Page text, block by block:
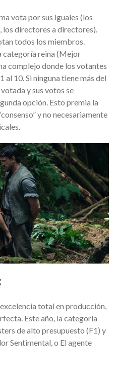
vota por sus iguales (los
los directores a directores).
todos los miembros.
categoría reina (Mejor
complejo donde los votantes
al 10. Si ninguna tiene más del
y sus votos se
opción. Esto premia la
y no necesariamente
total en producción,
Este año, la categoría
de alto presupuesto (F1) y
Sentimental, o El agente